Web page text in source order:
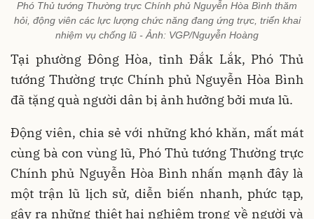
Phó Thủ tướng Thường trực Chính phủ Nguyễn Hòa Bình thăm
hỏi, động viên các lực lượng chức năng đang ứng trực, triển khai
nhiệm vụ chống lũ - Ảnh: VGP/Nguyễn Hoàng
Tại phường Đông Hòa, tỉnh Đắk Lắk, Phó Thủ
tướng Thường trực Chính phủ Nguyễn Hòa Bình
đã tặng quà người dân bị ảnh hưởng bởi mưa lũ.
Động viên, chia sẻ với những khó khăn, mất mát
cùng bà con vùng lũ, Phó Thủ tướng Thường trực
Chính phủ Nguyễn Hòa Bình nhấn mạnh đây là
một trận lũ lịch sử, diễn biến nhanh, phức tạp,
gây ra những thiệt hại nghiêm trọng về người và